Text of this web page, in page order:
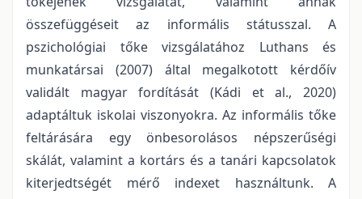
összefüggéseit az informális státusszal. A
pszichológiai tőke vizsgálatához Luthans és
munkatársai (2007) által megalkotott kérdőív
validált magyar fordítását (Kádi et al., 2020)
adaptáltuk iskolai viszonyokra. Az informális tőke
feltárására egy önbesorolásos népszerűségi
skálát, valamint a kortárs és a tanári kapcsolatok
kiterjedtségét mérő indexet használtunk. A